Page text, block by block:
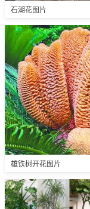
石湖花图片
雄铁树开花图片